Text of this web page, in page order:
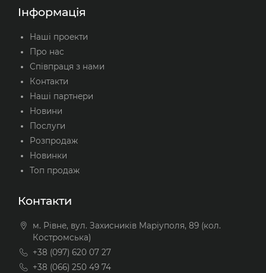
Інформація
Наші проекти
Про нас
Співпраця з нами
Контакти
Наші партнери
Новини
Послуги
Розпродаж
Новинки
Топ продаж
Контакти
м. Рівне, вул. Захисників Маріуполя, 89 (кол.
Костромська)
+38 (097) 620 07 27
+38 (066) 250 49 74